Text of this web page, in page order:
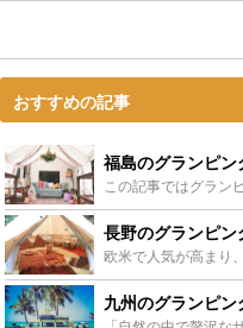
おすすめの記事